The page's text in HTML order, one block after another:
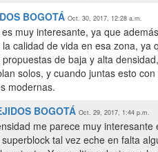
BOGOTÁ Oct. 30, 2017, 12:28 a.m.
muy interesante, ya que
calidad de vida en esa zona,
de baja y alta
solos, y cuando juntas esto
modernas.
BOGOTÁ Oct. 29, 2017, 1:44 p.m.
me parece muy
tal vez eche en falta